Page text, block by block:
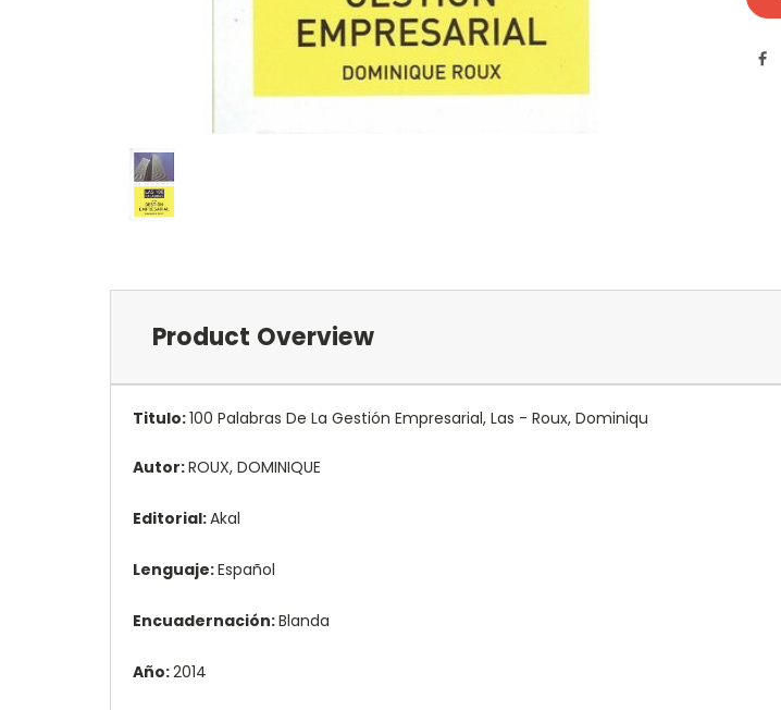
Product Overview
Titulo:100 Palabras De La Gestión Empresarial, Las - Roux, Dominiqu
Autor:ROUX, DOMINIQUE
Editorial:Akal
Lenguaje:Español
Encuadernación:Blanda
Año:2014